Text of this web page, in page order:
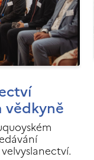
vědkyně